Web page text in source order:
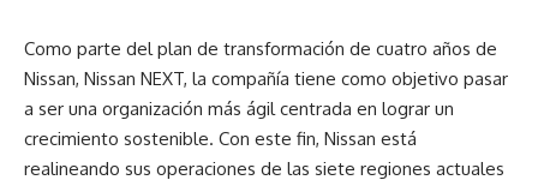
Como parte del plan de transformación de cuatro años de
Nissan, Nissan NEXT, la compañía tiene como objetivo pasar
a ser una organización más ágil centrada en lograr un
crecimiento sostenible. Con este fin, Nissan está
realineando sus operaciones de las siete regiones actuales